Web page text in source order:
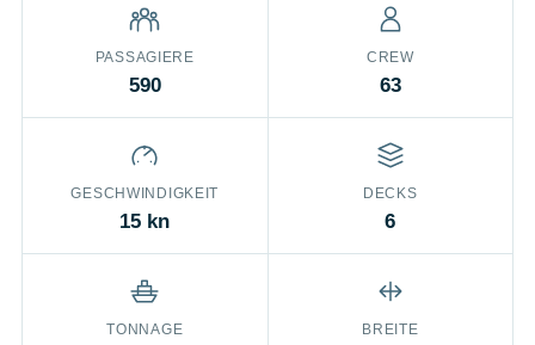
PASSAGIERE
590
CREW
63
GESCHWINDIGKEIT
15 kn
DECKS
6
TONNAGE BREITE